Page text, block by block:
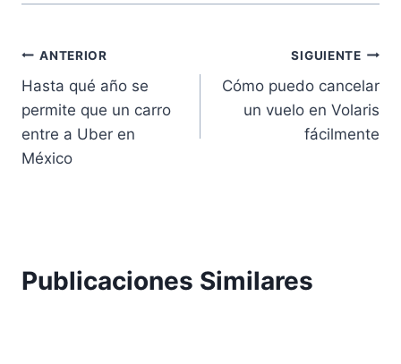
Navegación
de
entradas
ANTERIOR
Hasta qué año se
permite que un carro
entre a Uber en
México
SIGUIENTE
Cómo puedo cancelar
un vuelo en Volaris
fácilmente
Publicaciones Similares